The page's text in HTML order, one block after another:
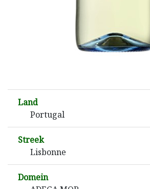
Land
Portugal
Streek
Lisbonne
Domein